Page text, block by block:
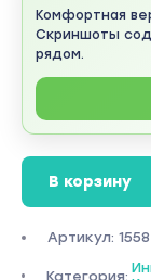
Комфортная
Скриншоты
рядом.
В корзину
Артикул: 1558
Категория: